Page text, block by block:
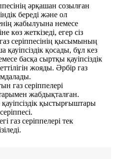
әрқашан созылған
береді және ол
жабылуына немесе
көз жеткізеді, егер сіз
серіппесінің қысымының
қосады, бұл кез
басқа сыртқы қауіпсіздік
жояды. Әрбір газ
газ серіппелері
жабдықталған.
қыстырғыштары
газ серіппелері тек